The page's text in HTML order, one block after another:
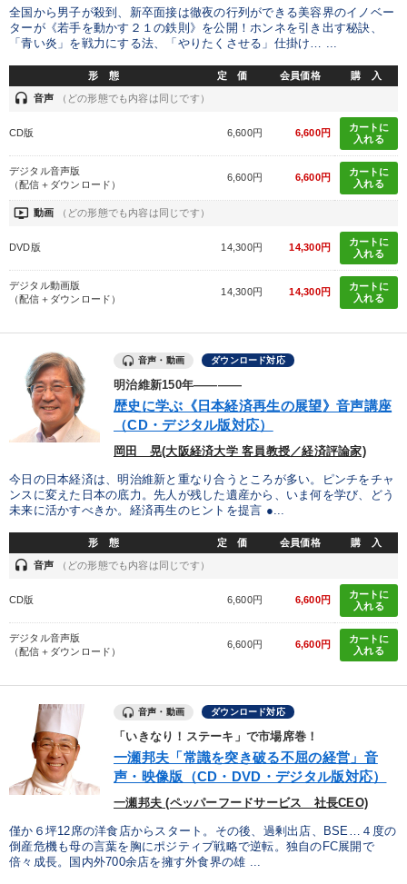
全国から男子が殺到、新卒面接は徹夜の行列ができる美容界のイノベー
ターが《若手を動かす２１の鉄則》を公開！ホンネを引き出す秘訣、
「青い炎」を戦力にする法、「やりたくさせる」仕掛け… ...
形 態 定 価 会員価格 購 入
headset 音声 （どの形態でも内容は同じです）
CD版 6,600円 6,600円
カートに
入れる
デジタル音声版
（配信＋ダウンロード）
6,600円 6,600円
カートに
入れる
ondemand_video 動画 （どの形態でも内容は同じです）
DVD版 14,300円 14,300円
カートに
入れる
デジタル動画版
（配信＋ダウンロード）
14,300円 14,300円
カートに
入れる
音声・動画 ダウンロード対応
明治維新150年――――
歴史に学ぶ《日本経済再生の展望》音声講座
（CD・デジタル版対応）
岡田 晃(大阪経済大学 客員教授／経済評論家)
今日の日本経済は、明治維新と重なり合うところが多い。ピンチをチャ
ンスに変えた日本の底力。先人が残した遺産から、いま何を学び、どう
未来に活かすべきか。経済再生のヒントを提言 ●...
形 態 定 価 会員価格 購 入
headset 音声 （どの形態でも内容は同じです）
CD版 6,600円 6,600円
カートに
入れる
デジタル音声版
（配信＋ダウンロード）
6,600円 6,600円
カートに
入れる
音声・動画 ダウンロード対応
「いきなり！ステーキ」で市場席巻！
一瀬邦夫「常識を突き破る不屈の経営」音
声・映像版（CD・DVD・デジタル版対応）
一瀬邦夫 (ペッパーフードサービス 社長CEO)
僅か６坪12席の洋食店からスタート。その後、過剰出店、BSE…４度の
倒産危機も母の言葉を胸にポジティブ戦略で逆転。独自のFC展開で
倍々成長。国内外700余店を擁す外食界の雄 ...